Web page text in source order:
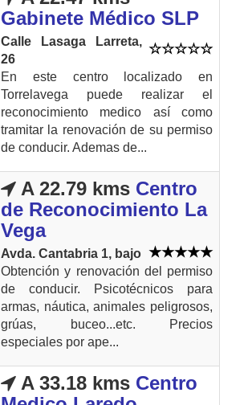
Gabinete Médico SLP
Calle Lasaga Larreta,
26
En este centro localizado en
Torrelavega puede realizar el
reconocimiento medico así como
tramitar la renovación de su permiso
de conducir. Ademas de...
A 22.79 kms Centro
de Reconocimiento La
Vega
Avda. Cantabria 1, bajo
Obtención y renovación del permiso
de conducir. Psicotécnicos para
armas, náutica, animales peligrosos,
grúas, buceo...etc. Precios
especiales por ape...
A 33.18 kms Centro